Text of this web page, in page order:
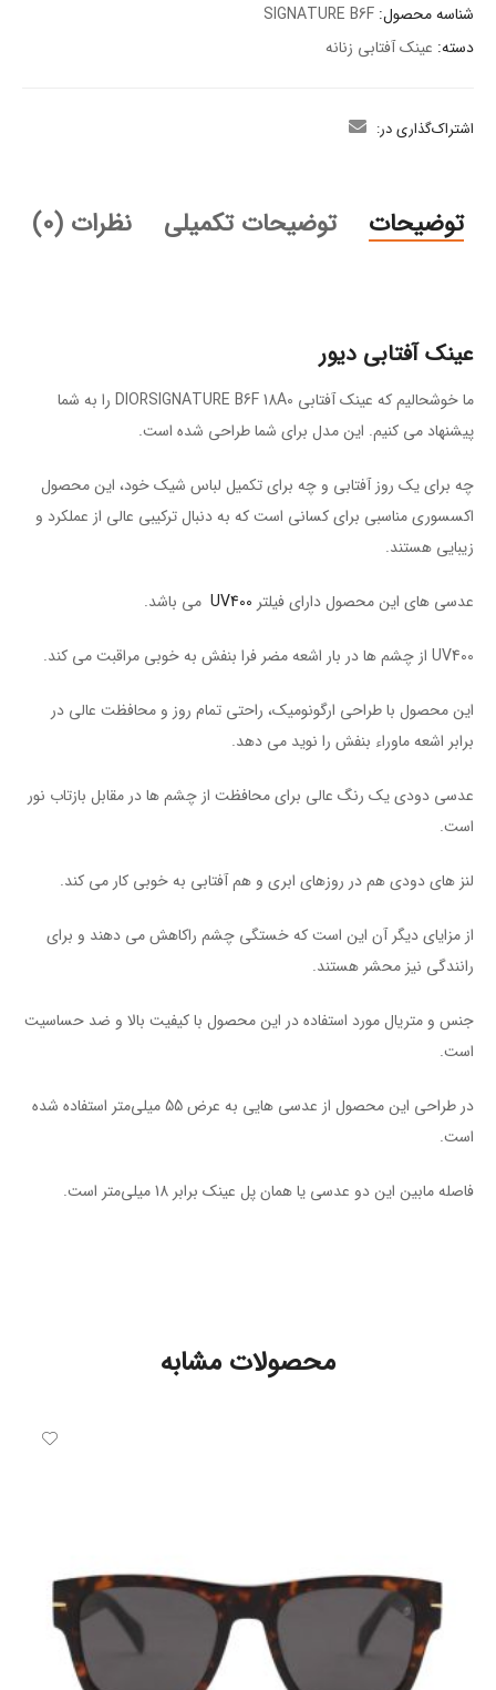
شناسه محصول: SIGNATURE B6F
دسته: عینک آفتابی زنانه
اشتراک‌گذاری در:
توضیحات توضیحات تکمیلی نظرات (0)
عینک آفتابی دیور
ما خوشحالیم که عینک آفتابی DIORSIGNATURE B6F 18A0 را به شما
پیشنهاد می کنیم. این مدل برای شما طراحی شده است.
چه برای یک روز آفتابی و چه برای تکمیل لباس شیک خود، این محصول
اکسسوری مناسبی برای کسانی است که به دنبال ترکیبی عالی از عملکرد و
زیبایی هستند.
عدسی های این محصول دارای فیلتر UV400 می باشد.
UV400 از چشم ها در بار اشعه مضر فرا بنفش به خوبی مراقبت می کند.
این محصول با طراحی ارگونومیک، راحتی تمام روز و محافظت عالی در
برابر اشعه ماوراء بنفش را نوید می دهد.
عدسی دودی یک رنگ عالی برای محافظت از چشم ها در مقابل بازتاب نور
است.
لنز های دودی هم در روزهای ابری و هم آفتابی به خوبی کار می کند.
از مزایای دیگر آن این است که خستگی چشم راکاهش می دهند و برای
رانندگی نیز محشر هستند.
جنس و متریال مورد استفاده در این محصول با کیفیت بالا و ضد حساسیت
است.
در طراحی این محصول از عدسی هایی به عرض 55 میلی‌متر استفاده شده
است.
فاصله مابین این دو عدسی یا همان پل عینک برابر 18 میلی‌متر است.
محصولات مشابه